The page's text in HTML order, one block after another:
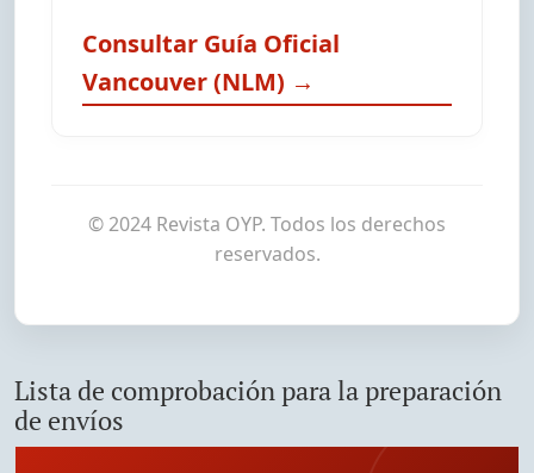
Consultar Guía Oficial
Vancouver (NLM) →
© 2024 Revista OYP. Todos los derechos
reservados.
Lista de comprobación para la preparación
de envíos